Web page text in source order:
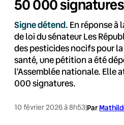
50 000 signatures
Signe détend. En réponse
de loi du sénateur Les
des pesticides nocifs pour
santé, une pétition a été
l’Assemblée nationale. Elle
000 signatures.
10 février 2026 à 8h53|Par